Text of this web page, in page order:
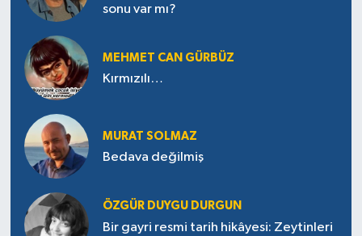
sonu var mı?
MEHMET CAN GÜRBÜZ
Kırmızılı…
MURAT SOLMAZ
Bedava değilmiş
ÖZGÜR DUYGU DURGUN
Bir gayri resmi tarih hikâyesi: Zeytinleri